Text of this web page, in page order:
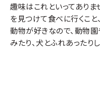
趣味はこれといってありま
を見つけて食べに行くこと
動物が好きなので、動物
みたり、犬とふれあったり